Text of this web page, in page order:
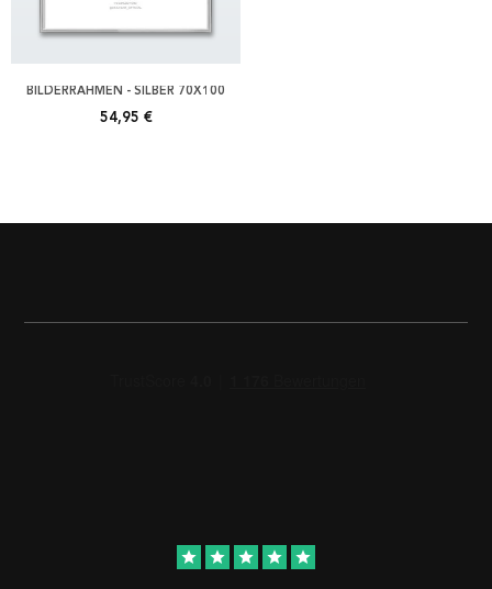
BILDERRAHMEN - SILBER 70X100
54,95 €
star star star star star